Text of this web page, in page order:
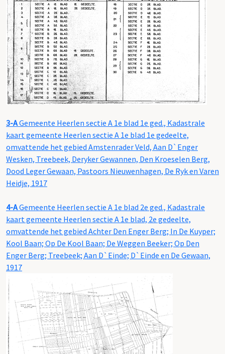
3-AGemeente Heerlen sectie A 1e blad 1e ged., Kadastrale
kaart gemeente Heerlen sectie A 1e blad 1e gedeelte,
omvattende het gebied Amstenrader Veld, Aan D`Enger
Wesken, Treebeek, Deryker Gewannen, Den Kroeselen Berg,
Dood Leger Gewaan, Pastoors Nieuwenhagen, De Ryk en Varen
Heidje, 1917
4-AGemeente Heerlen sectie A 1e blad 2e ged., Kadastrale
kaart gemeente Heerlen sectie A 1e blad, 2e gedeelte,
omvattende het gebied Achter Den Enger Berg; In De Kuyper;
Kool Baan; Op De Kool Baan; De Weggen Beeker; Op Den
Enger Berg; Treebeek; Aan D`Einde; D`Einde en De Gewaan,
1917